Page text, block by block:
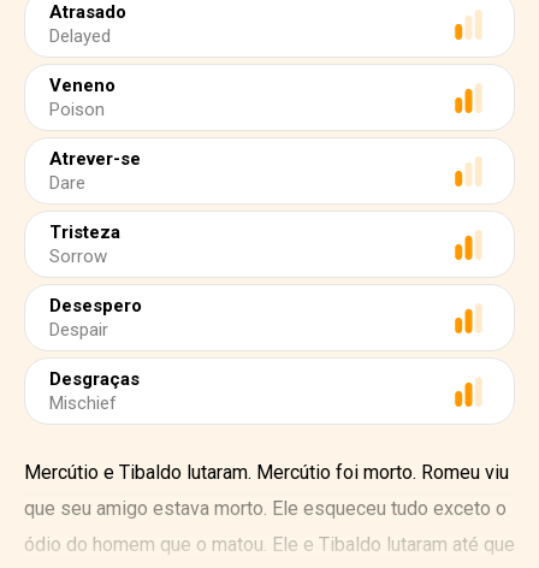
Atrasado
Delayed
Veneno
Poison
Atrever-se
Dare
Tristeza
Sorrow
Desespero
Despair
Desgraças
Mischief
Mercútio e Tibaldo lutaram. Mercútio foi morto. Romeu viu
que seu amigo estava morto. Ele esqueceu tudo exceto o
ódio do homem que o matou. Ele e Tibaldo lutaram até que